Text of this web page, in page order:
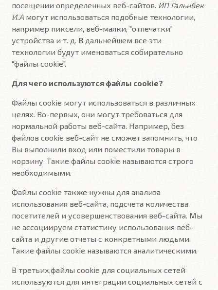
посещении определенных веб-сайтов. ИП Гальнбек
И.А могут использоваться подобные технологии,
например пиксели, веб-маяки, "отпечатки"
устройства и т. д. В дальнейшем все эти
технологии будут именоваться собирательно
"файлы cookie".
Для чего используются файлы cookie?
Файлы cookie могут использоваться в различных
целях. Во-первых, они могут требоваться для
нормальной работы веб-сайта. Например, без
файлов cookie веб-сайт не сможет запомнить, что
Вы выполнили вход или поместили товары в
корзину. Такие файлы cookie называются строго
необходимыми.
Файлы cookie также нужны для анализа
использования веб-сайта, подсчета количества
посетителей и усовершенствования веб-сайта. Мы
не ассоциируем статистику использования веб-
сайта и другие отчеты с конкретными людьми.
Такие файлы cookie называются аналитическими.
В третьих,файлы cookie для социальных сетей
используются для интеграции социальных сетей с